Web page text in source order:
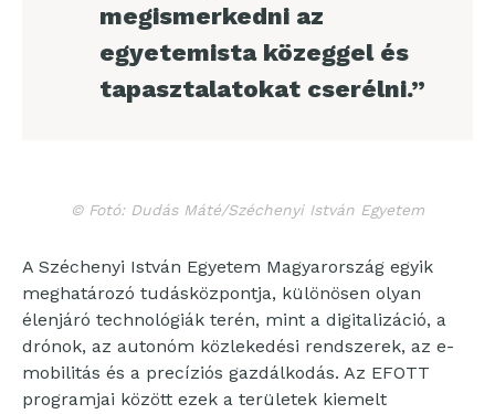
megismerkedni az
egyetemista közeggel és
tapasztalatokat cserélni.”
© Fotó: Dudás Máté/Széchenyi István Egyetem
A Széchenyi István Egyetem Magyarország egyik
meghatározó tudásközpontja, különösen olyan
élenjáró technológiák terén, mint a digitalizáció, a
drónok, az autonóm közlekedési rendszerek, az e-
mobilitás és a precíziós gazdálkodás. Az EFOTT
programjai között ezek a területek kiemelt